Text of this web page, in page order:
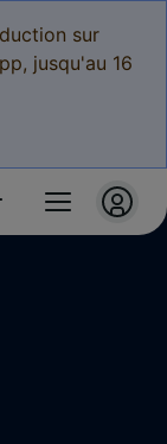
sur
jusqu'au 16